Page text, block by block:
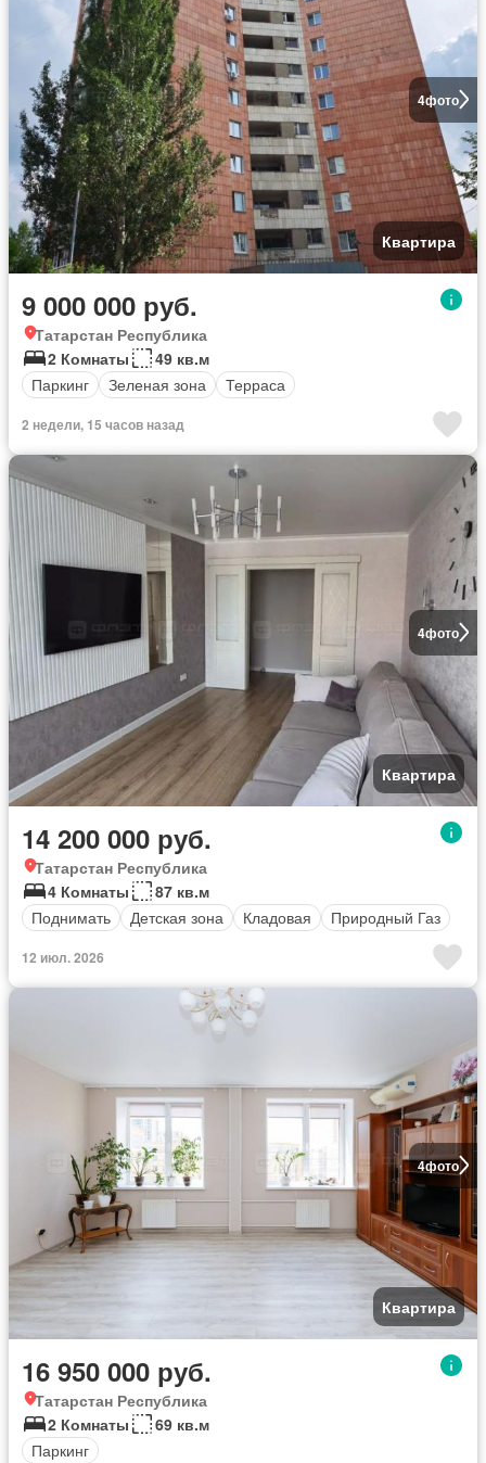
4фото
Квартира
9 000 000 руб.
Татарстан Республика
2 Комнаты
49 кв.м
Паркинг
Зеленая зона Терраса
2 недели, 15 часов назад
4фото
Квартира
14 200 000 руб.
Татарстан Республика
4 Комнаты
87 кв.м
Поднимать
Детская зона Кладовая Природный Газ
12 июл. 2026
4фото
Квартира
16 950 000 руб.
Татарстан Республика
2 Комнаты
69 кв.м
Паркинг